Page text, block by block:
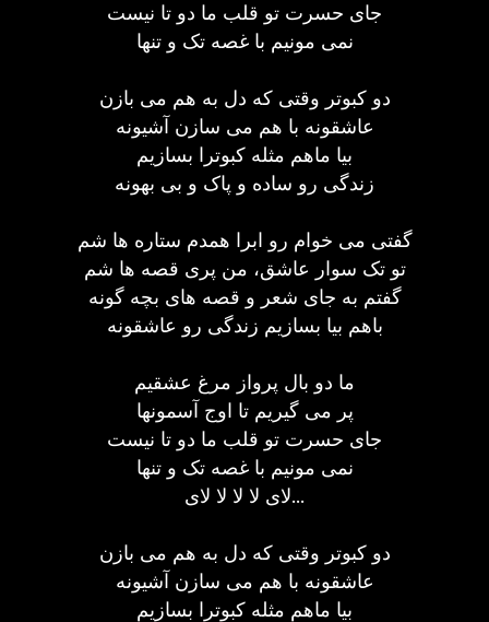
جای حسرت تو قلب ما دو تا نیست
نمی مونیم با غصه تک و تنها
دو کبوتر وقتی که دل به هم می بازن
عاشقونه با هم می سازن آشیونه
بیا ماهم مثله کبوترا بسازیم
زندگی رو ساده و پاک و بی بهونه
گفتی می خوام رو ابرا همدم ستاره ها شم
تو تک سوار عاشق، من پری قصه ها شم
گفتم به جای شعر و قصه های بچه گونه
باهم بیا بسازیم زندگی رو عاشقونه
ما دو بال پرواز مرغ عشقیم
پر می گیریم تا اوج آسمونها
جای حسرت تو قلب ما دو تا نیست
نمی مونیم با غصه تک و تنها
لای لا لا لا لای...
دو کبوتر وقتی که دل به هم می بازن
عاشقونه با هم می سازن آشیونه
بیا ماهم مثله کبوترا بسازیم